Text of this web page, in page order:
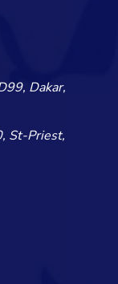
Dakar,
St-Priest,